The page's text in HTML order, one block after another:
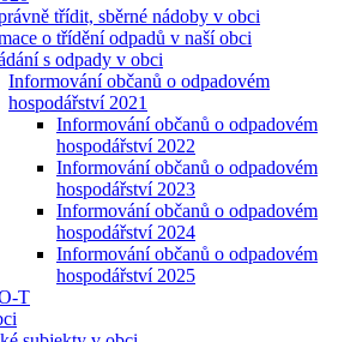
třídit, sběrné nádoby v obci
o třídění odpadů v naší obci
s odpady v obci
Informování občanů o odpadovém
hospodářství 2021
Informování občanů o odpadovém
hospodářství 2022
Informování občanů o odpadovém
hospodářství 2023
Informování občanů o odpadovém
hospodářství 2024
Informování občanů o odpadovém
hospodářství 2025
T